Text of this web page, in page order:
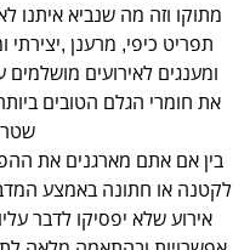
מתוקו וזה מה שנביא איתנו
תפריט כיפי, מרענן
ומענגים לאירועים
את חומרי הגלם הטובים
בין אם אתם מארגנים את
לקטנה או חתונה באמצע
אירוע שלא יפסיקו לדבר